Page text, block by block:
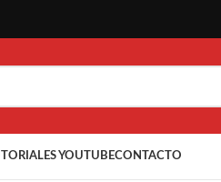
YOUTUBECONTACTO